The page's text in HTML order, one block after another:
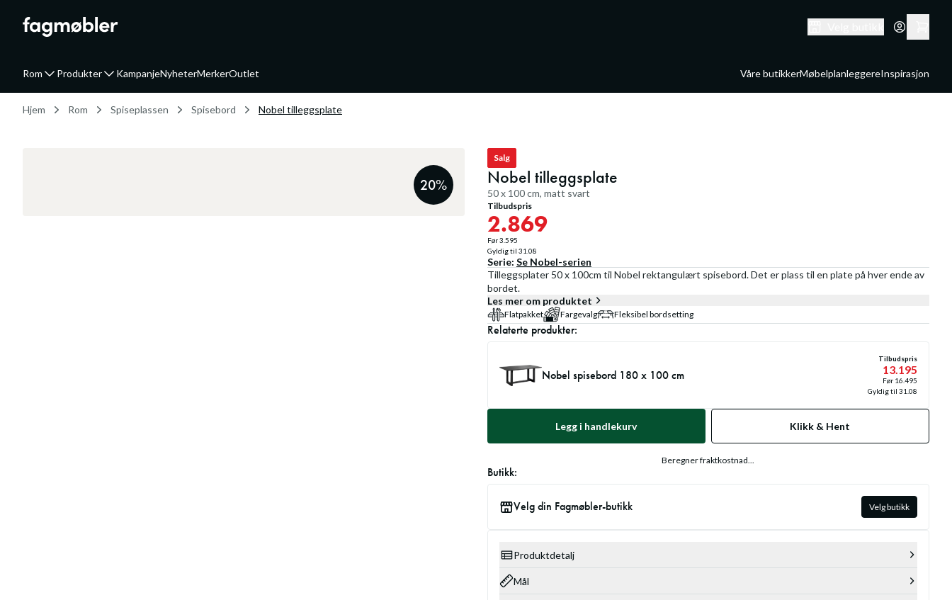
Rom Produkter KampanjeNyheterMerkerOutlet Våre butikkerMøbelplanleggereInspirasjon
Hjem Rom Spiseplassen Spisebord Nobel tilleggsplate
20%
Salg
Nobel tilleggsplate
50 x 100 cm, matt svart
Tilbudspris
2.869
Før3.595
Gyldig til 31.08
Serie: Se Nobel-serien
Tilleggsplater 50 x 100cm til Nobel rektangulært spisebord. Det er plass til en plate på hver ende av
bordet.
Les mer om produktet
Flatpakket Fargevalg Fleksibel bordsetting
Relaterte produkter:
Nobel spisebord 180 x 100 cm
Tilbudspris
13.195
Før 16.495
Gyldig til 31.08
Legg i handlekurv Klikk & Hent
Beregner fraktkostnad...
Butikk:
Velg din Fagmøbler-butikk Velg butikk
Produktdetalj
Mål